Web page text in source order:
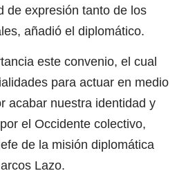
de expresión tanto de los
añadió el diplomático.
este convenio, el cual
para actuar en medio
acabar nuestra identidad y
el Occidente colectivo,
de la misión diplomática
Lazo.